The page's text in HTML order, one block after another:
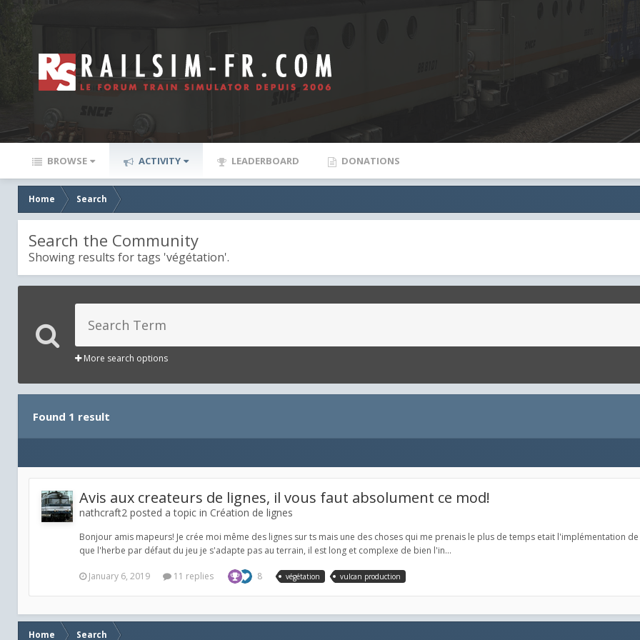
BROWSE ACTIVITY LEADERBOARD DONATIONS
Home Search
Search the Community
Showing results for tags 'végétation'.
More search options
Found 1 result
Avis aux createurs de lignes, il vous faut absolument ce mod!
nathcraft2 posted a topic in Création de lignes
Bonjour amis mapeurs! Je crée moi même des lignes sur ts mais une des choses qui me prenais le plus de temps etait l'implémentation
que l'herbe par défaut du jeu je s'adapte pas au terrain, il est long et complexe de bien l'in...
January 6, 2019 11 replies 8 végétation vulcan production
Home Search